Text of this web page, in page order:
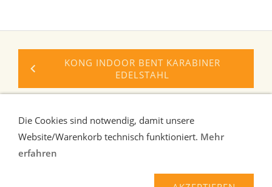
KONG INDOOR BENT KARABINER
EDELSTAHL
AGB
Widerrufsrecht
Die Cookies sind notwendig, damit unsere
Website/Warenkorb technisch funktioniert. Mehr
erfahren